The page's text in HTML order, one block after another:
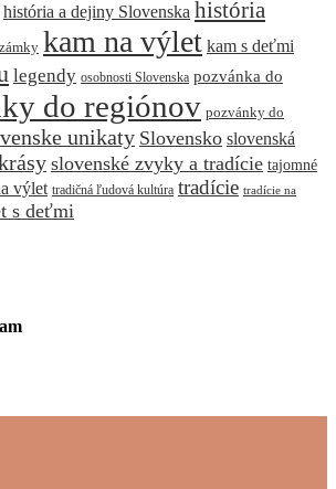
história a dejiny Slovenska história
kam na výlet kam s deťmi
legendy osobnosti Slovenska pozvánka do
do regiónov pozvánky do
unikaty Slovensko slovenská
slovenské zvyky a tradície tajomné
výlet tradičná ľudová kultúra tradície tradície na
s deťmi